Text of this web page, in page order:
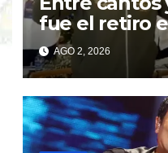
fue el retiro
la Espriella y
AGO 2, 2026